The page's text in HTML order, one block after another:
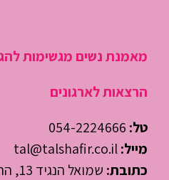
מאמנת נשים מגשימות
הרצאות לארגונים
טל: 054-2224666
מייל:tal@talshafir.co.il
כתובת: שמואל הנגיד 13, הרצליה